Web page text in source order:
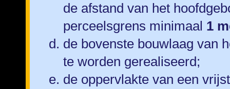
de afstand van het
perceelsgrens minimaal 1
de bovenste bouwlaag van
te worden gerealiseerd;
de oppervlakte van een